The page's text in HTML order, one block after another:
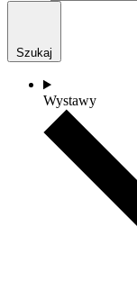
Szukaj
Wystawy